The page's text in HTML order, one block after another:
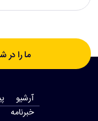
ما را در
آرشیو
‫خبرنامه‬